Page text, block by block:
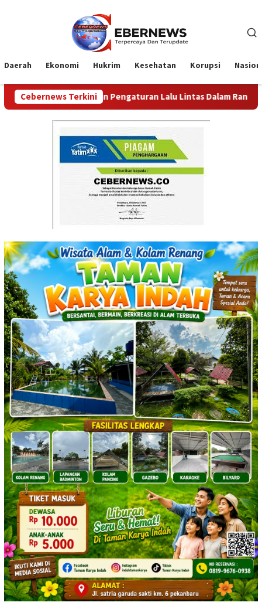
Daerah Ekonomi Hukrim Kesehatan Korupsi
Cebernews Terkini
dan Pengaturan Lalu Lintas Dalam Rangka Kunjungan